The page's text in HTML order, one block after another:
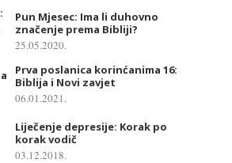
Pun Mjesec: Ima li duhovno
značenje prema Bibliji?
25.05.2020.
Prva poslanica korinćanima 16:
Biblija i Novi zavjet
06.01.2021.
Liječenje depresije: Korak po
korak vodič
03.12.2018.